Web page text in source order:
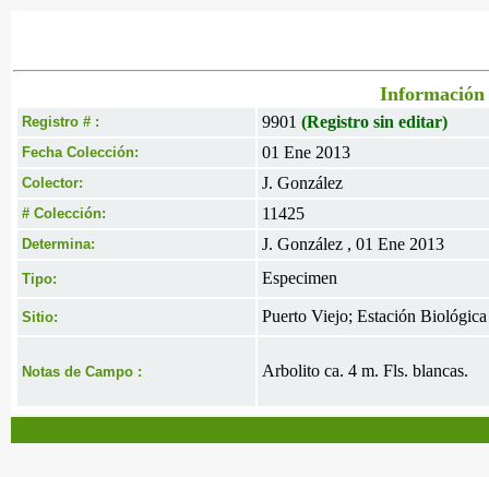
Información
Registro # : 9901 (Registro sin editar)
Fecha Colección: 01 Ene 2013
Colector: J. González
# Colección: 11425
Determina: J. González , 01 Ene 2013
Tipo: Especimen
Sitio: Puerto Viejo; Estación
Notas de Campo : Arbolito ca. 4 m. Fls. blancas.